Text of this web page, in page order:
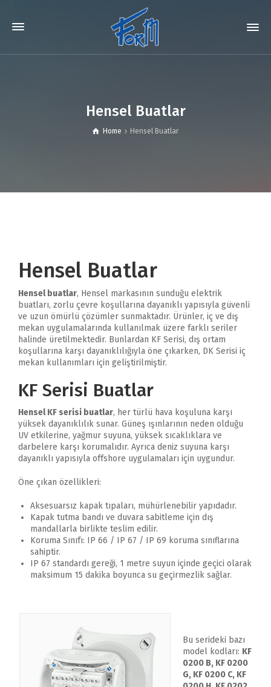
Hensel Buatlar
Home Hensel Buatlar
Hensel Buatlar
Hensel buatlar, Hensel markasının sunduğu elektrik
buatları, zorlu çevre koşullarına dayanıklı yapısıyla güvenli
ve uzun ömürlü çözümler sunmaktadır. Ürünler, iç ve dış
mekan uygulamalarında kullanılmak üzere farklı seriler
halinde üretilmektedir. Bunlardan KF Serisi, dış ortam
koşullarına karşı dayanıklılığıyla öne çıkarken, DK Serisi iç
mekan kullanımları için geliştirilmiştir.
KF Serisi Buatlar
Hensel KF serisi buatlar, her türlü hava koşuluna karşı
yüksek dayanıklılık sunar. Güneş ışınlarının neden olduğu
UV etkilerine, yağmur suyuna, yüksek sıcaklıklara ve
darbelere karşı korumalıdır. Ayrıca deniz suyuna karşı
dayanıklı yapısıyla offshore uygulamaları için uygundur.
Öne çıkan özellikleri:
Aksesuarsız kapak tıpaları, mühürlenebilir yapıdadır.
Kapak tutma bandı ve duvara sabitleme için dış
mandallarla birlikte teslim edilir.
Koruma Sınıfı: IP 66 / IP 67 / IP 69 koruma sınıflarına
sahiptir.
IP 67 standardı gereği, 1 metre suyun içinde geçici olarak
maksimum 15 dakika boyunca su geçirmezlik sağlar.
Bu serideki bazı
model kodları: KF
0200 B, KF 0200
G, KF 0200 C, KF